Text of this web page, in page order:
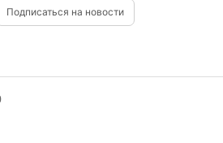
Подписаться на новости